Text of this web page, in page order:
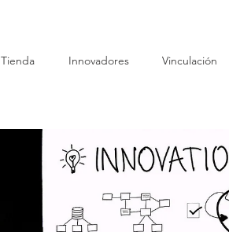
Tienda Innovadores Vinculación